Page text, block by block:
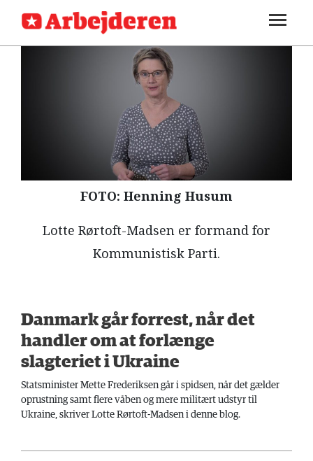
SEKTIONER
UDLAND
KALENDER
LÆSER
TIL
LÆSER
NAVNE
HISTORIE
SOUNDCLOUD
FOTO: Henning Husum
Lotte Rørtoft-Madsen er formand for
Kommunistisk Parti.
Danmark går forrest, når det
handler om at forlænge
slagteriet i Ukraine
Statsminister Mette Frederiksen går i spidsen, når det gælder
oprustning samt flere våben og mere militært udstyr til
Ukraine, skriver Lotte Rørtoft-Madsen i denne blog.